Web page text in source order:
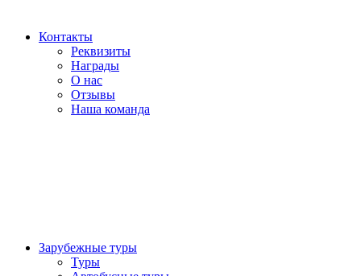
Контакты
Реквизиты
Награды
О нас
Отзывы
Наша команда
Зарубежные туры
Туры